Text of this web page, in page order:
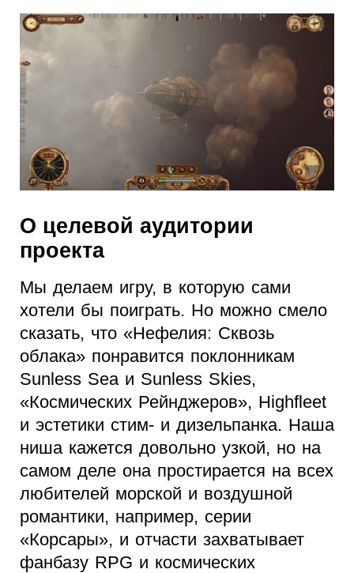
О целевой аудитории
проекта
Мы делаем игру, в которую сами
хотели бы поиграть. Но можно смело
сказать, что «Нефелия: Сквозь
облака» понравится поклонникам
Sunless Sea и Sunless Skies,
«Космических Рейнджеров», Highfleet
и эстетики стим- и дизельпанка. Наша
ниша кажется довольно узкой, но на
самом деле она простирается на всех
любителей морской и воздушной
романтики, например, серии
«Корсары», и отчасти захватывает
фанбазу RPG и космических